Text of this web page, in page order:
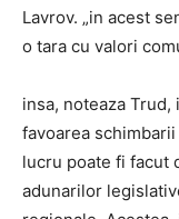
Lavrov. „in acest
o tara cu valori
insa, noteaza
favoarea
lucru poate fi facut
adunarilor